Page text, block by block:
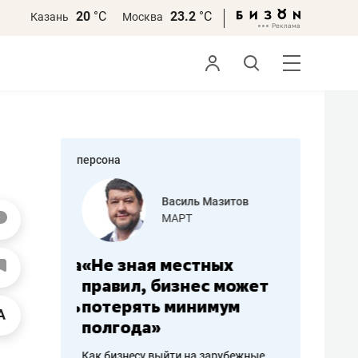
Казань 20 °С Москва 23.2 °С
персона
работа
Василь Мазитов
МАРТ
«Не зная местных
правил, бизнес может
потерять минимум
полгода»